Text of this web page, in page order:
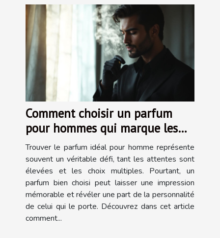
Comment choisir un parfum
pour hommes qui marque les
esprits ?
Trouver le parfum idéal pour homme représente
souvent un véritable défi, tant les attentes sont
élevées et les choix multiples. Pourtant, un
parfum bien choisi peut laisser une impression
mémorable et révéler une part de la personnalité
de celui qui le porte. Découvrez dans cet article
comment...